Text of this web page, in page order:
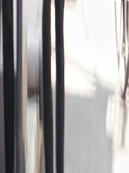
Berita
Islam Digest
Hikmah
Opini
Konsultasi Syariah